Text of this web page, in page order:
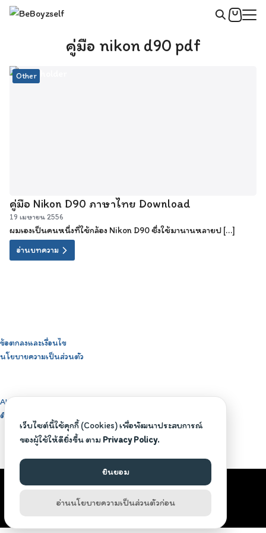
Skip
คู่มือ nikon d90 pdf
Other
คู่มือ Nikon D90 ภาษาไทย Download
19 เมษายน 2556
ผมเองเป็นคนหนึ่งที่ใช้กล้อง Nikon D90 ซึ่งใช้มานานหลายป […]
อ่านบทความ
ข้อตกลงและเงื่อนไข
นโยบายความเป็นส่วนตัว
About BeBoyzself
ติดต่อสอบถาม
©2026 BEBOYZSELF.COM. ALL RIGHTS RESERVED.
เว็บไซต์นี้ใช้คุกกี้ (Cookies) เพื่อพัฒนาประสบการณ์
ของผู้ใช้ให้ดียิ่งขึ้น ตาม Privacy Policy.
ยินยอม
อ่านนโยบายความเป็นส่วนตัวก่อน